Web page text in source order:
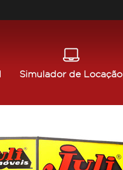
Simulador de Locação